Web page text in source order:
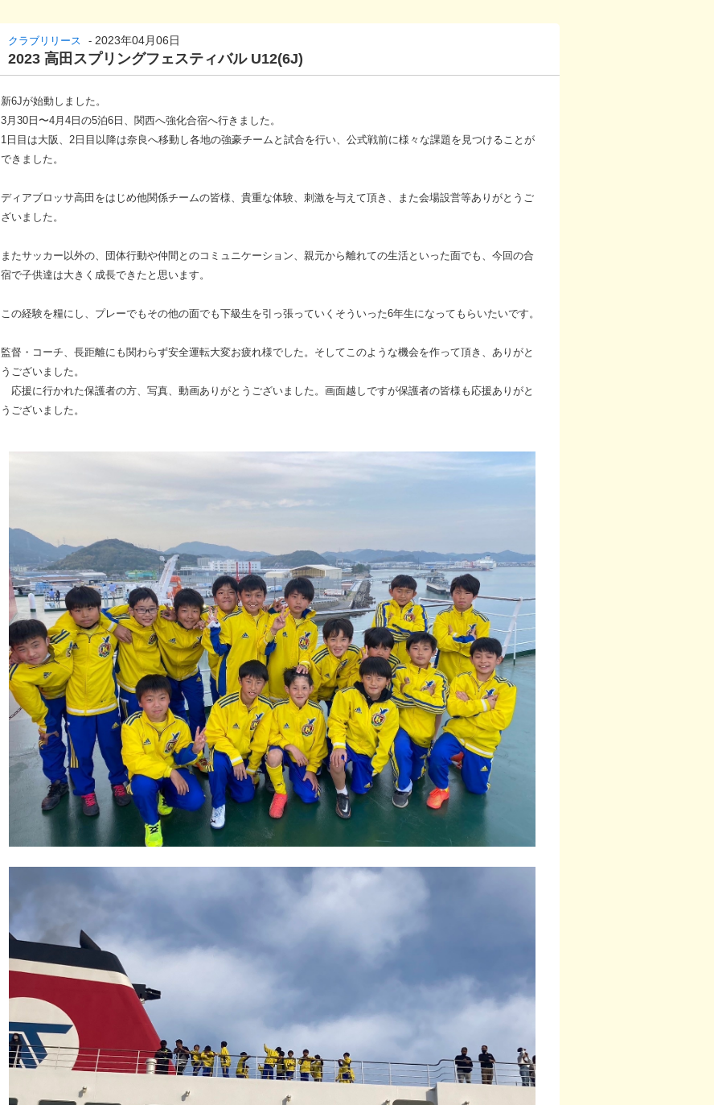
クラブリリース - 2023年04月06日
2023 高田スプリングフェスティバル U12(6J)
新6Jが始動しました。
3月30日〜4月4日の5泊6日、関西へ強化合宿へ行きました。
1日目は大阪、2日目以降は奈良へ移動し各地の強豪チームと試合を行い、公式戦前に様々な課題を見つけることが
できました。
ディアブロッサ高田をはじめ他関係チームの皆様、貴重な体験、刺激を与えて頂き、また会場設営等ありがとうご
ざいました。
またサッカー以外の、団体行動や仲間とのコミュニケーション、親元から離れての生活といった面でも、今回の合
宿で子供達は大きく成長できたと思います。
この経験を糧にし、プレーでもその他の面でも下級生を引っ張っていくそういった6年生になってもらいたいです。
監督・コーチ、長距離にも関わらず安全運転大変お疲れ様でした。そしてこのような機会を作って頂き、ありがと
うございました。
応援に行かれた保護者の方、写真、動画ありがとうございました。画面越しですが保護者の皆様も応援ありがと
うございました。